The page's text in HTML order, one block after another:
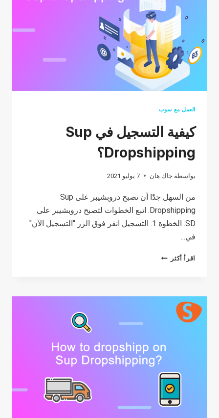
العمل مع سوب
كيفية التسجيل في Sup
Dropshipping؟
بواسطة جاك هان 7 يوليو 2021
من السهل جدًا أن تصبح دروبشيبر على Sup
Dropshipping. اتبع الخطوات لتصبح دروبشيبر على
SD. الخطوة 1: التسجيل انقر فوق الزر "التسجيل الآن"
في...
اقرأ أكثر
كيفية
SUP